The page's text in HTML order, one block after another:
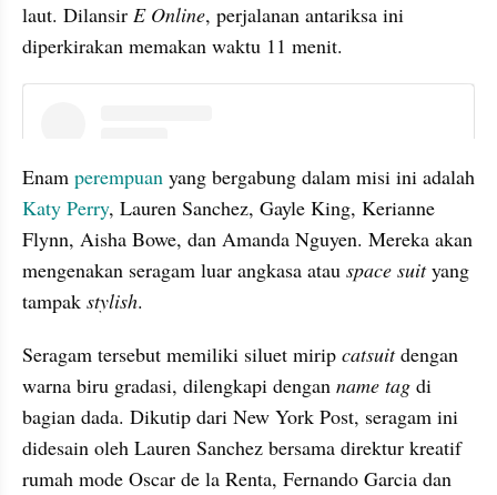
laut. Dilansir E Online, perjalanan antariksa ini
diperkirakan memakan waktu 11 menit.
Enam perempuan
Katy Perry, Lauren Sanchez, Gayle King, Kerianne
Flynn, Aisha Bowe, dan Amanda Nguyen. Mereka akan
mengenakan seragam luar angkasa atau space suit yang
tampak stylish.
Seragam tersebut memiliki siluet mirip catsuit dengan
warna biru gradasi, dilengkapi dengan name tag di
bagian dada. Dikutip dari New York Post, seragam ini
didesain oleh Lauren Sanchez bersama direktur kreatif
rumah mode Oscar de la Renta, Fernando Garcia dan